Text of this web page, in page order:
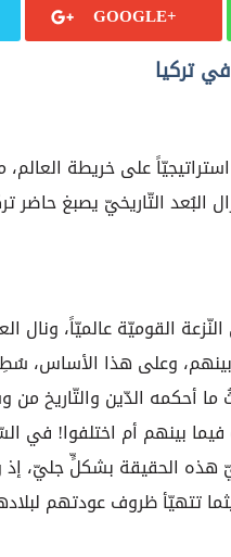
GOOGLE+
تركيا
استراتيجيّاً على خريطة
البُعد التّاريخيّ يصبغ حاضر
القوميّة عالميّاً، ونال
وعلى هذا الأساس،
أحكمه الدّين والتّاريخ من
بينهم أم اختلفوا! في
الحقيقة بشكلٍّ جليّ، إذ
تتهيّأ ظروف عودتهم